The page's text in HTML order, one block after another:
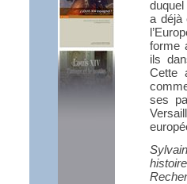
a déjà
forme
ils
Cette
ses